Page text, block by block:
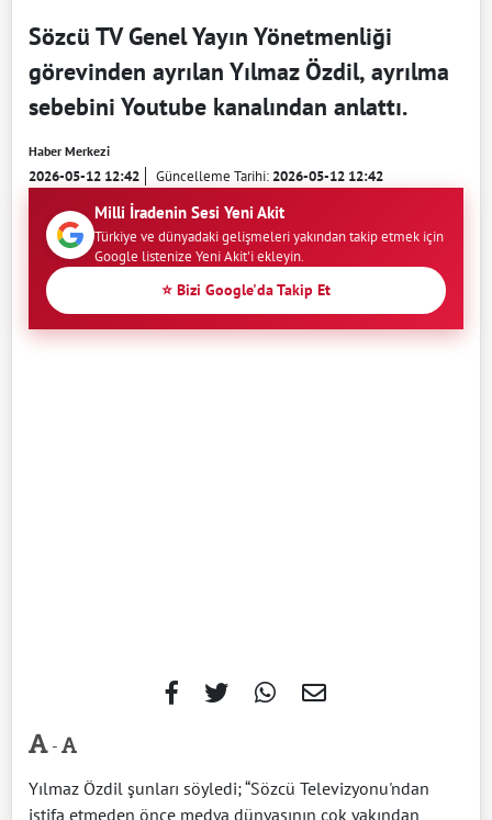
Sözcü TV Genel Yayın Yönetmenliği
görevinden ayrılan Yılmaz Özdil, ayrılma
sebebini Youtube kanalından anlattı.
Haber Merkezi
2026-05-12 12:42 Güncelleme Tarihi:2026-05-12 12:42
Milli İradenin Sesi Yeni Akit
Türkiye ve dünyadaki gelişmeleri yakından takip etmek için
Google listenize Yeni Akit'i ekleyin.
⭐ Bizi Google'da Takip Et
-
Yılmaz Özdil şunları söyledi; “Sözcü Televizyonu'ndan
istifa etmeden önce medya dünyasının çok yakından